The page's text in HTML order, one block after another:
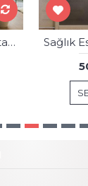
Poliklinik Klinik Hastane Dekorasyonu Medikal Hastane Tabloları Kalp hst226